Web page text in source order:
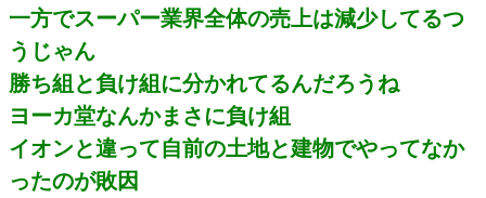
一方でスーパー業界全体の売上は減少してるつ
うじゃん
勝ち組と負け組に分かれてるんだろうね
ヨーカ堂なんかまさに負け組
イオンと違って自前の土地と建物でやってなか
ったのが敗因